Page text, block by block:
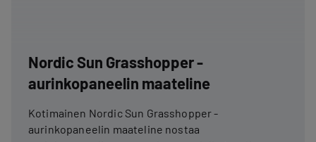
Nordic Sun Grasshopper -
aurinkopaneelin maateline
Kotimainen Nordic Sun Grasshopper -
aurinkopaneelin maateline nostaa